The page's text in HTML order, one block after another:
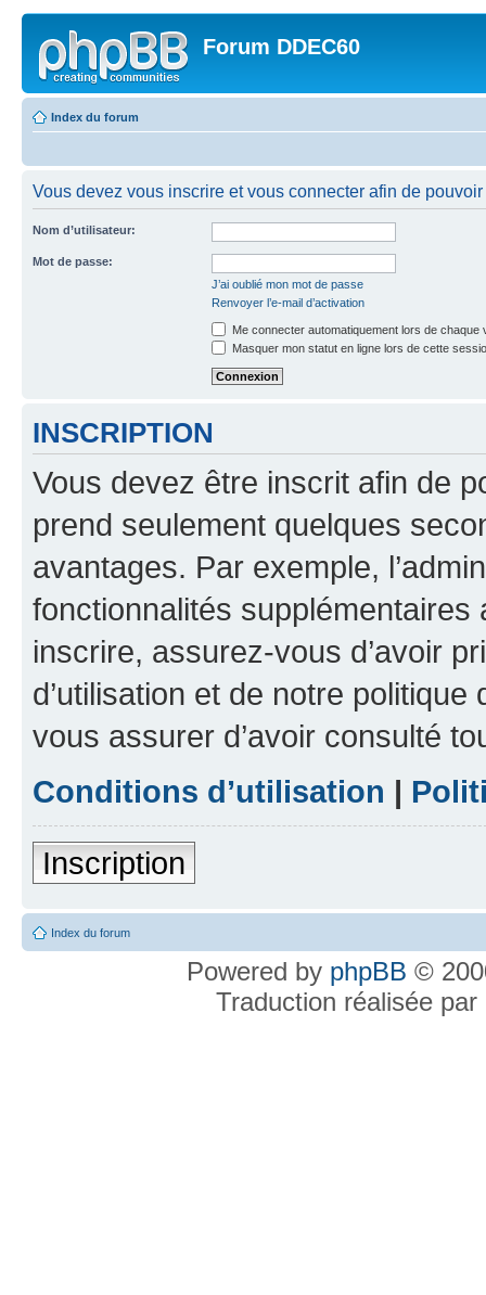
Forum DDEC60
Index du forum
Vous devez vous inscrire et vous connecter afin de
Nom d’utilisateur:
Mot de passe:
J’ai oublié mon mot de passe
Renvoyer l’e-mail d’activation
Me connecter automatiquement lors de chaque
Masquer mon statut en ligne lors de cette
INSCRIPTION
Vous devez être inscrit afin de
prend seulement quelques
avantages. Par exemple,
fonctionnalités
inscrire, assurez-vous d’avoir
d’utilisation et de notre
vous assurer d’avoir consulté
Conditions d’utilisation |
Inscription
Index du forum
Powered by phpBB ©
Traduction réalisée par